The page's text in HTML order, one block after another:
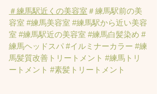
＃練馬駅近くの美容室 ＃練馬駅前の美
容室 #練馬美容室 #練馬駅から近い美容
室 #練馬駅近の美容室 #練馬白髪染め #
練馬ヘッドスパ #イルミナーカラー #練
馬髪質改善トリートメント #練馬トリ
ートメント #素髪トリートメント